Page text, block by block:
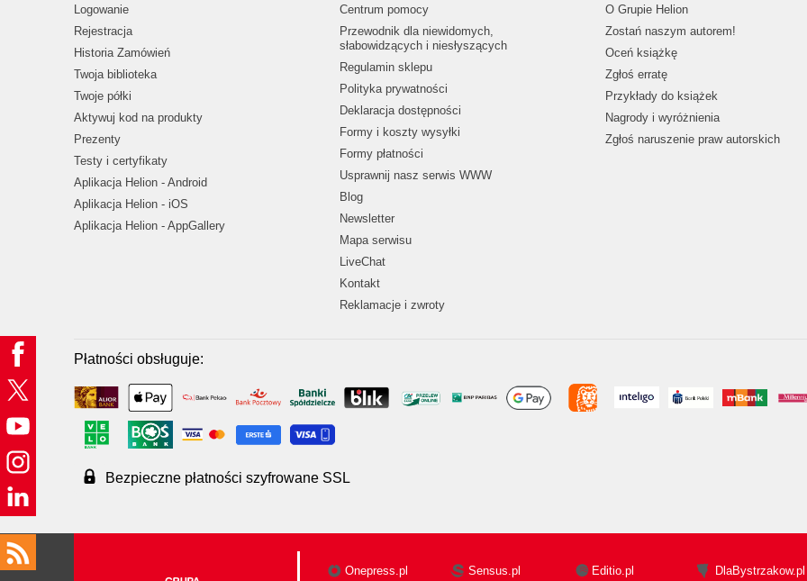
Logowanie
Rejestracja
Historia Zamówień
Twoja biblioteka
Twoje półki
Aktywuj kod na produkty
Prezenty
Testy i certyfikaty
Aplikacja Helion - Android
Aplikacja Helion - iOS
Aplikacja Helion - AppGallery
Centrum pomocy
Przewodnik dla niewidomych,
słabowidzących i niesłyszących
Regulamin sklepu
Polityka prywatności
Deklaracja dostępności
Formy i koszty wysyłki
Formy płatności
Usprawnij nasz serwis WWW
Blog
Newsletter
Mapa serwisu
LiveChat
Kontakt
Reklamacje i zwroty
O Grupie Helion
Zostań naszym autorem!
Oceń książkę
Zgłoś erratę
Przykłady do książek
Nagrody i wyróżnienia
Zgłoś naruszenie praw autorskich
Płatności obsługuje:
Bezpieczne płatności szyfrowane SSL
Onepress.pl Sensus.pl Editio.pl DlaBystrzakow.pl